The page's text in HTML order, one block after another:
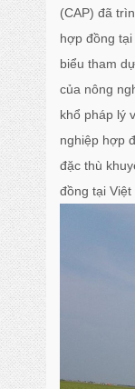
(CAP) đã
hợp đồng
biểu tham
của nông
khổ pháp lý
nghiệp hợp
đặc thù
đồng tại Việt